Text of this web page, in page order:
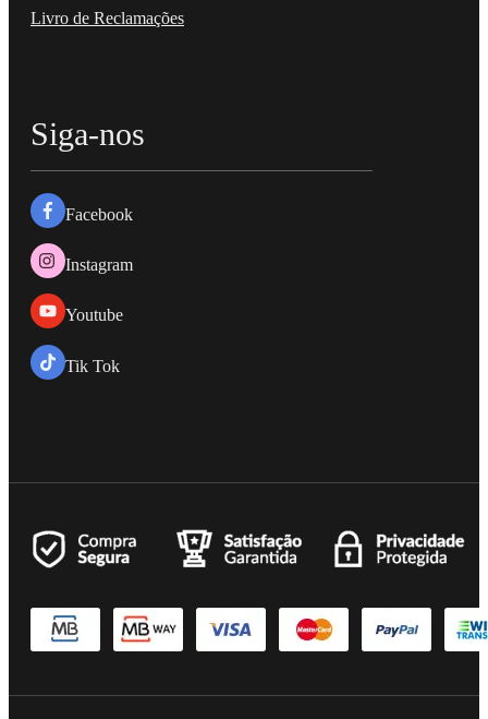
Livro de Reclamações
Siga-nos
Facebook
Instagram
Youtube
Tik Tok